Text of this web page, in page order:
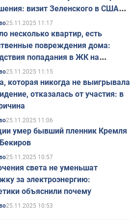
визит Зеленского в США
в ноябре
25.11.2025 11:17
несколько квартир, есть
повреждения дома:
попадания в ЖК на
в Киеве. Фото
25.11.2025 11:15
которая никогда не выигрывала
отказалась от участия: в
25.11.2025 11:06
умер бывший пленник Кремля
25.11.2025 10:57
света не уменьшат
за электроэнергию:
объяснили почему
25.11.2025 10:53